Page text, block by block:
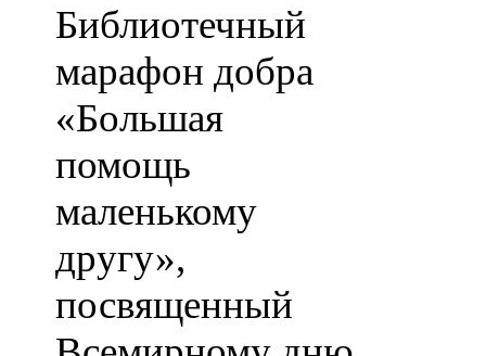
Библиотечный
марафон добра
«Большая
помощь
маленькому
другу»,
посвященный